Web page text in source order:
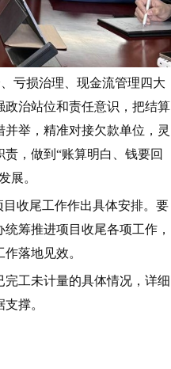
亏损治理、现金流管理四大
治站位和责任意识，把结算
举，精准对接欠款单位，灵
，做到“账算明白、钱要回
展。
收尾工作作出具体安排。要
筹推进项目收尾各项工作，
落地见效。
工未计量的具体情况，详细
撑。